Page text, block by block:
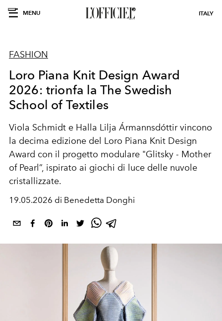
MENU ITALY
FASHION
Loro Piana Knit Design Award
2026: trionfa la The Swedish
School of Textiles
Viola Schmidt e Halla Lilja Ármannsdóttir vincono
la decima edizione del Loro Piana Knit Design
Award con il progetto modulare "Glitsky - Mother
of Pearl”, ispirato ai giochi di luce delle nuvole
cristallizzate.
19.05.2026 di Benedetta Donghi